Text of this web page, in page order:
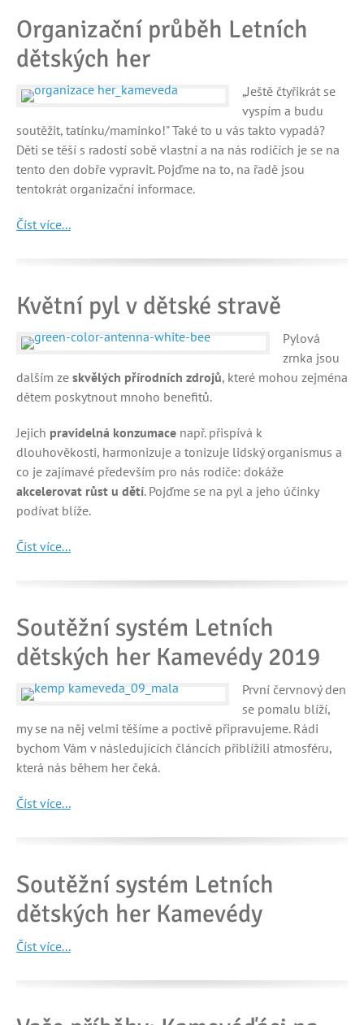
Organizační průběh Letních
dětských her
„Ještě čtyřikrát se
vyspím a budu
soutěžit, tatínku/maminko!" Také to u vás takto vypadá?
Děti se těší s radostí sobě vlastní a na nás rodičích je se na
tento den dobře vypravit. Pojďme na to, na řadě jsou
tentokrát organizační informace.
Číst více...
Květní pyl v dětské stravě
Pylová
zrnka jsou
dalším ze skvělých přírodních zdrojů, které mohou zejména
dětem poskytnout mnoho benefitů.
Jejich pravidelná konzumace např. přispívá k
dlouhověkosti, harmonizuje a tonizuje lidský organismus a
co je zajímavé především pro nás rodiče: dokáže
akcelerovat růst u dětí. Pojďme se na pyl a jeho účinky
podívat blíže.
Číst více...
Soutěžní systém Letních
dětských her Kamevédy 2019
První červnový den
se pomalu blíží,
my se na něj velmi těšíme a poctivě připravujeme. Rádi
bychom Vám v následujících článcích přiblížili atmosféru,
která nás během her čeká.
Číst více...
Soutěžní systém Letních
dětských her Kamevédy
Číst více...